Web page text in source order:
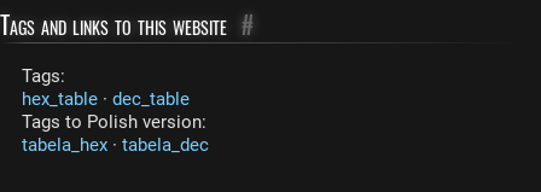
Tags and links to this website #
Tags:
hex_table · dec_table
Tags to Polish version:
tabela_hex · tabela_dec